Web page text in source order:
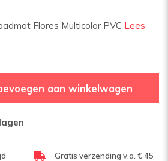
Flores Multicolor PVC Lees
aan winkelwagen
Gratis verzending v.a. € 45